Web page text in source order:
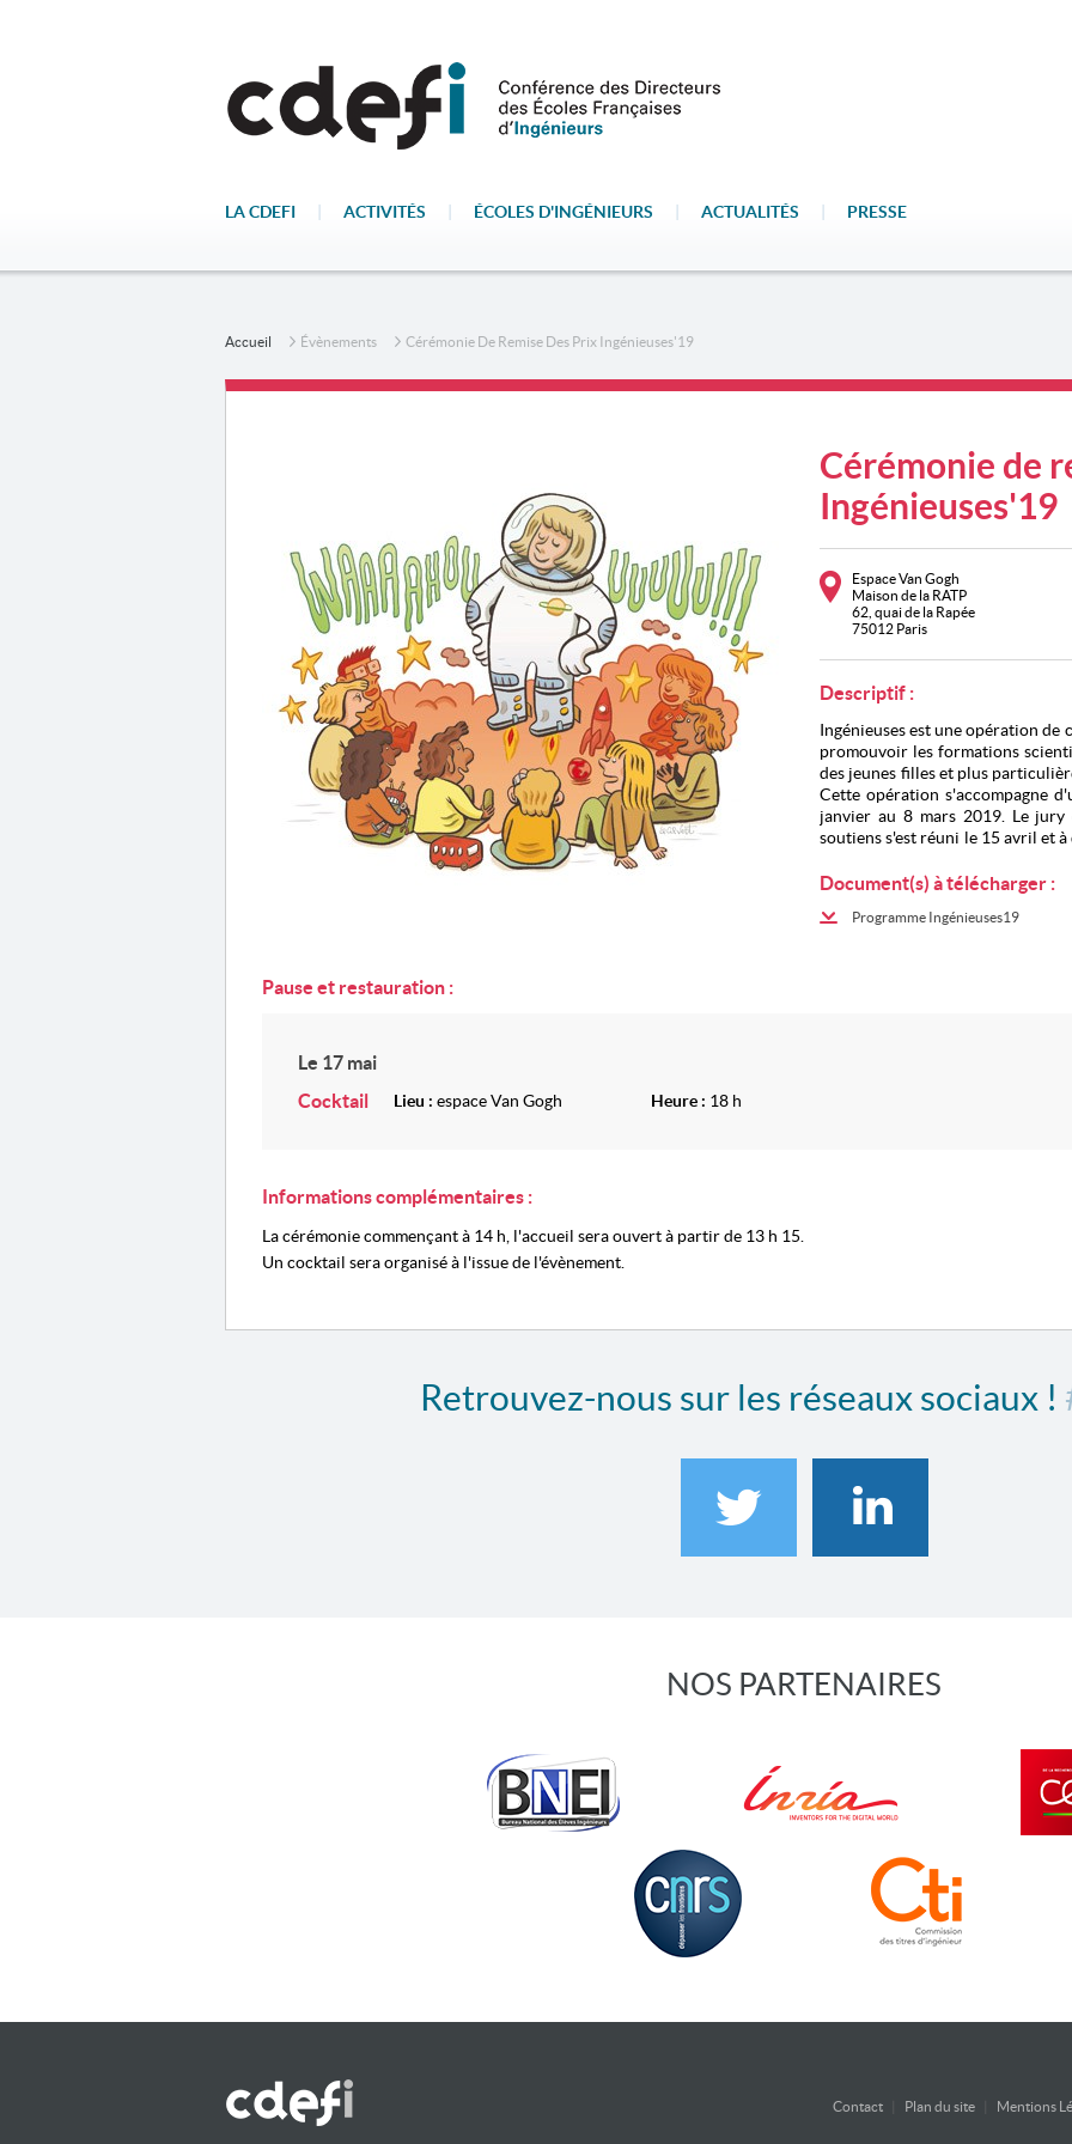
LA CDEFI ACTIVITÉS ÉCOLES D'INGÉNIEURS ACTUALITÉS PRESSE
Accueil Évènements Cérémonie De Remise Des Prix Ingénieuses'19
Cérémonie de
Ingénieuses'19
Espace Van Gogh
Maison de la RATP
62, quai de la Rapée
75012 Paris
Descriptif :
Ingénieuses est une opération
promouvoir les formations
des jeunes filles et plus
Cette opération s'accompagne
janvier au 8 mars 2019. Le jury
soutiens s'est réuni le 15 avril et
lauréates sera dévoilé.
Document(s) à télécharger :
Programme Ingénieuses19
Pause et restauration :
Le 17 mai
Cocktail
Lieu : espace Van Gogh Heure : 18 h
Informations complémentaires :
La cérémonie commençant à 14 h, l'accueil sera ouvert à partir de 13 h 15.
Un cocktail sera organisé à l'issue de l'évènement.
Retrouvez-nous sur les réseaux sociaux !
NOS PARTENAIRES
Contact Plan du site Mentions